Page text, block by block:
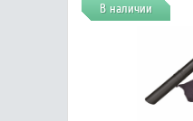
В наличии